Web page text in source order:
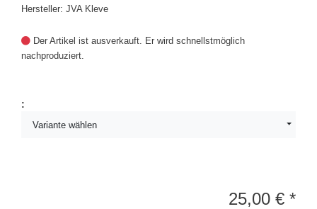
Hersteller: JVA Kleve
Der Artikel ist ausverkauft. Er wird schnellstmöglich
nachproduziert.
:
Variante wählen
25,00 € *